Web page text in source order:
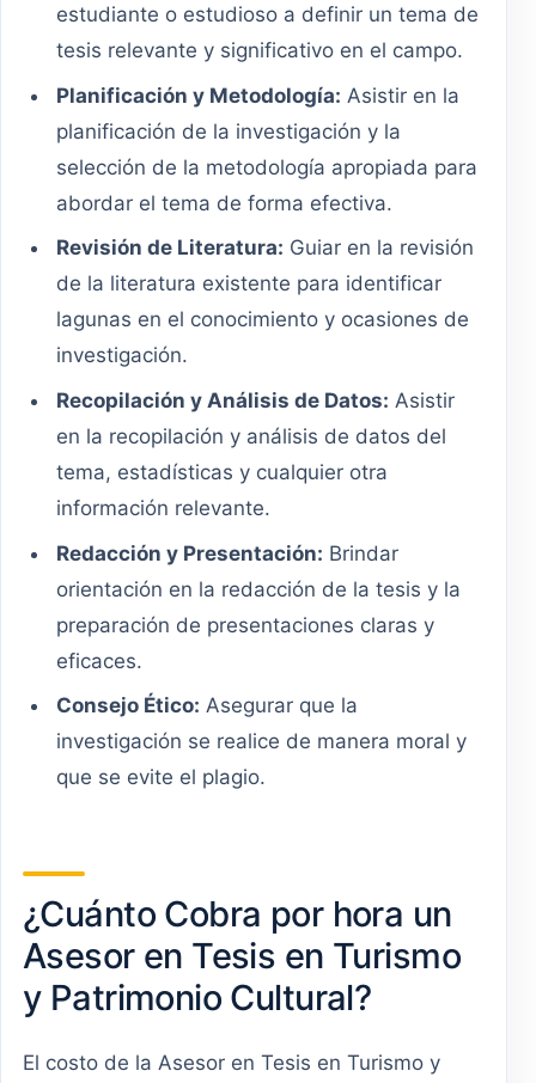
estudiante o estudioso a definir un tema de
tesis relevante y significativo en el campo.
Planificación y Metodología: Asistir en la
planificación de la investigación y la
selección de la metodología apropiada para
abordar el tema de forma efectiva.
Revisión de Literatura: Guiar en la revisión
de la literatura existente para identificar
lagunas en el conocimiento y ocasiones de
investigación.
Recopilación y Análisis de Datos: Asistir
en la recopilación y análisis de datos del
tema, estadísticas y cualquier otra
información relevante.
Redacción y Presentación: Brindar
orientación en la redacción de la tesis y la
preparación de presentaciones claras y
eficaces.
Consejo Ético: Asegurar que la
investigación se realice de manera moral y
que se evite el plagio.
¿Cuánto Cobra por hora un
Asesor en Tesis en Turismo
y Patrimonio Cultural?
El costo de la Asesor en Tesis en Turismo y